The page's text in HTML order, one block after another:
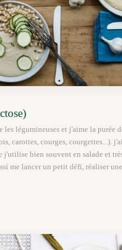
les légumineuses et j'aime la purée
carottes, courges, courgettes...).
bien souvent en salade et
me lancer un petit défi, réaliser